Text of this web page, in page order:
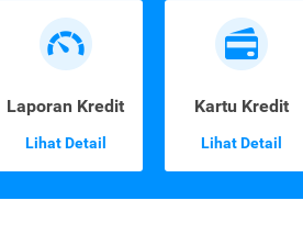
Laporan Kredit
Lihat Detail
Kartu Kredit
Lihat Detail